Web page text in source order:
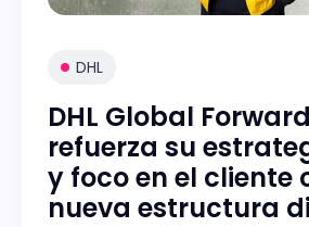
DHL
DHL Global
refuerza su
y foco en el cliente
nueva estructura